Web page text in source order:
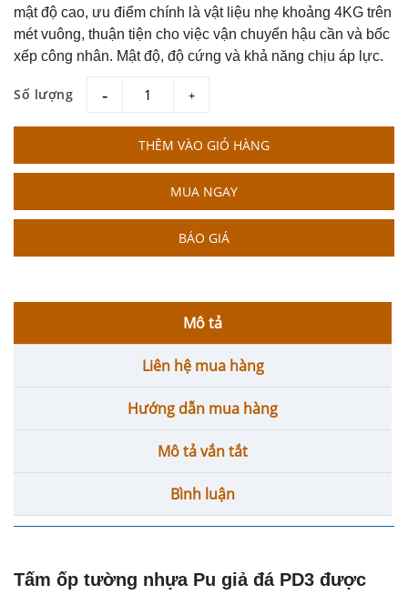
mật độ cao, ưu điểm chính là vật liệu nhẹ khoảng 4KG trên
mét vuông, thuận tiện cho việc vận chuyển hậu cần và bốc
xếp công nhân. Mật độ, độ cứng và khả năng chịu áp lực.
Số lượng giam tang
THÊM VÀO GIỎ HÀNG
MUA NGAY
BÁO GIÁ
Mô tả
Liên hệ mua hàng
Hướng dẫn mua hàng
Mô tả vắn tắt
Bình luận
Tấm ốp tường nhựa Pu giả đá PD3 được